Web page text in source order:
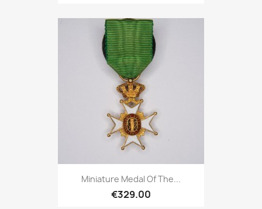
Miniature Medal Of The...
€329.00